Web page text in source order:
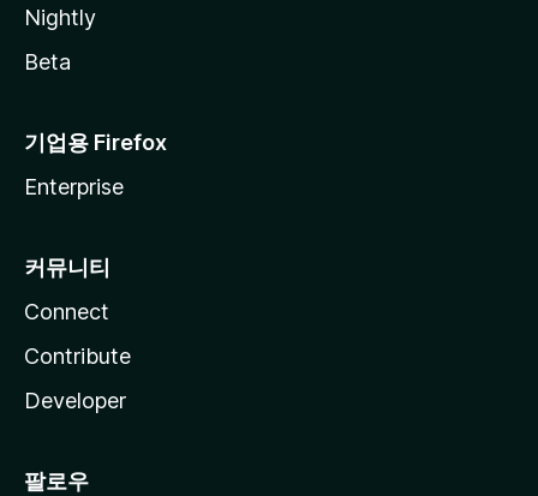
Nightly
Beta
기업용 Firefox
Enterprise
커뮤니티
Connect
Contribute
Developer
팔로우